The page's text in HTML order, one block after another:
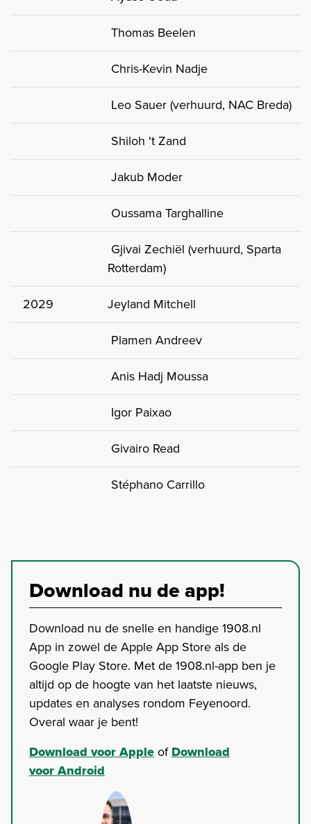
Thomas Beelen
Chris-Kevin Nadje
Leo Sauer (verhuurd, NAC Breda)
Shiloh 't Zand
Jakub Moder
Oussama Targhalline
Gjivai Zechiël (verhuurd, Sparta
Rotterdam)
2029
Jeyland Mitchell
Plamen Andreev
Anis Hadj Moussa
Igor Paixao
Givairo Read
Stéphano Carrillo
Download nu de app!
Download nu de snelle en handige 1908.nl
App in zowel de Apple App Store als de
Google Play Store. Met de 1908.nl-app ben je
altijd op de hoogte van het laatste nieuws,
updates en analyses rondom Feyenoord.
Overal waar je bent!
Download voor AppleofDownload
voor Android